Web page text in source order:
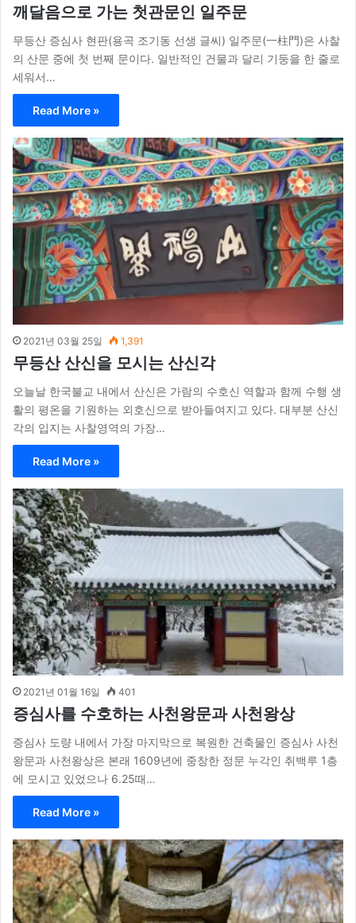
깨달음으로 가는 첫관문인 일주문
무등산 증심사 현판(용곡 조기동 선생 글씨) 일주문(一柱門)은 사찰
의 산문 중에 첫 번째 문이다. 일반적인 건물과 달리 기둥을 한 줄로
세워서…
Read More »
2021년 03월 25일 1,391
무등산 산신을 모시는 산신각
오늘날 한국불교 내에서 산신은 가람의 수호신 역할과 함께 수행 생
활의 평온을 기원하는 외호신으로 받아들여지고 있다. 대부분 산신
각의 입지는 사찰영역의 가장…
Read More »
2021년 01월 16일 401
증심사를 수호하는 사천왕문과 사천왕상
증심사 도량 내에서 가장 마지막으로 복원한 건축물인 증심사 사천
왕문과 사천왕상은 본래 1609년에 중창한 정문 누각인 취백루 1층
에 모시고 있었으나 6.25때…
Read More »